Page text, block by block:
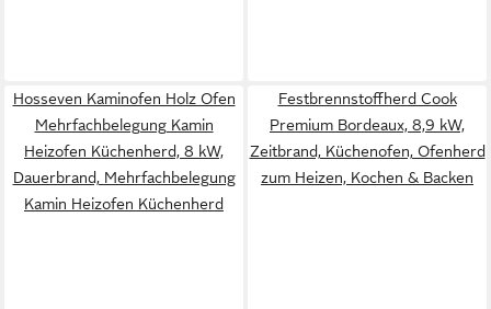
Hosseven Kaminofen Holz Ofen
Mehrfachbelegung Kamin
Heizofen Küchenherd, 8 kW,
Dauerbrand, Mehrfachbelegung
Kamin Heizofen Küchenherd
Festbrennstoffherd Cook
Premium Bordeaux, 8,9 kW,
Zeitbrand, Küchenofen, Ofenherd
zum Heizen, Kochen & Backen